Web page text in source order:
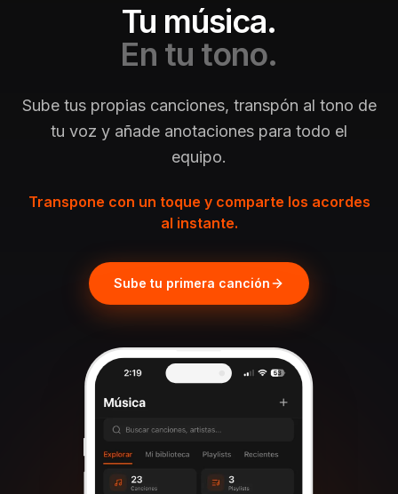
Tu música.
En tu tono.
Sube tus propias canciones, transpón al tono de
tu voz y añade anotaciones para todo el
equipo.
Transpone con un toque y comparte los acordes
al instante.
Sube tu primera canción